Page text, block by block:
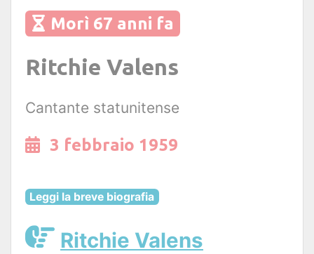
Morì 67 anni fa
Ritchie Valens
Cantante statunitense
3 febbraio 1959
Leggi la breve biografia
Ritchie Valens